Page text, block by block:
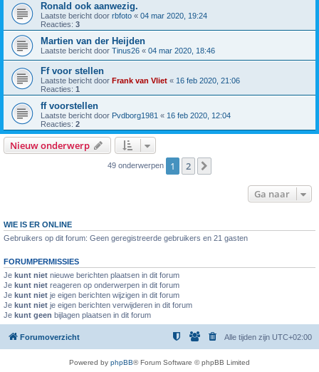
Ronald ook aanwezig.
Laatste bericht door rbfoto « 04 mar 2020, 19:24
Reacties: 3
Martien van der Heijden
Laatste bericht door Tinus26 « 04 mar 2020, 18:46
Ff voor stellen
Laatste bericht door Frank van Vliet « 16 feb 2020, 21:06
Reacties: 1
ff voorstellen
Laatste bericht door Pvdborg1981 « 16 feb 2020, 12:04
Reacties: 2
Nieuw onderwerp
49 onderwerpen 1 2
Ga naar
WIE IS ER ONLINE
Gebruikers op dit forum: Geen geregistreerde gebruikers en 21 gasten
FORUMPERMISSIES
Je kunt niet nieuwe berichten plaatsen in dit forum
Je kunt niet reageren op onderwerpen in dit forum
Je kunt niet je eigen berichten wijzigen in dit forum
Je kunt niet je eigen berichten verwijderen in dit forum
Je kunt geen bijlagen plaatsen in dit forum
Forumoverzicht Alle tijden zijn UTC+02:00
Powered by phpBB® Forum Software © phpBB Limited